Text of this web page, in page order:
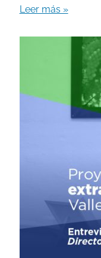
Leer más »